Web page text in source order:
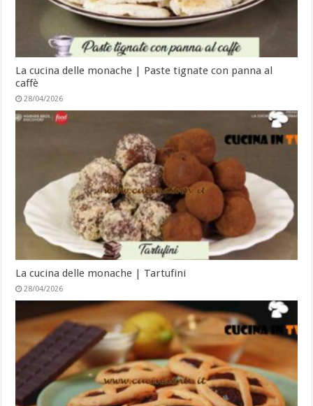
La cucina delle monache | Paste tignate con panna al
caffè
28/04/2026
La cucina delle monache | Tartufini
28/04/2026